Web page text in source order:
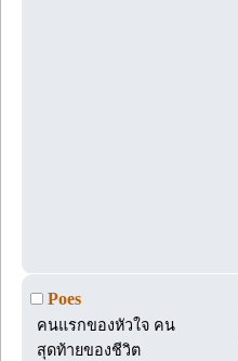
Poes
คนแรกของหัวใจ คน
สุดท้ายของชีวิต